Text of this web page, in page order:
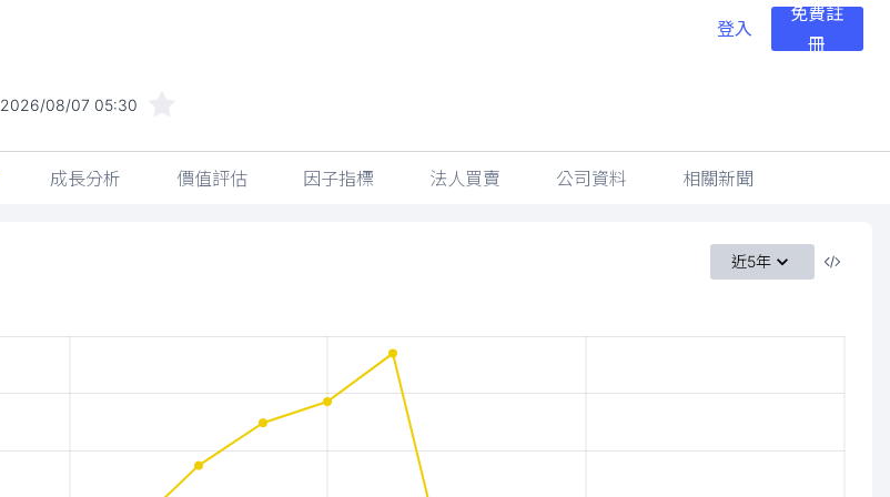
登入
免費註
冊
2026/08/07 05:30
成長分析 價值評估 因子指標 法人買賣 公司資料 相關新聞
近5年